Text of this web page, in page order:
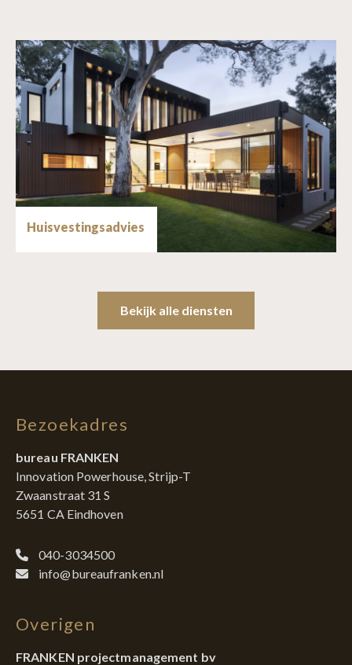
Huisvestingsadvies
Bekijk alle diensten
Bezoekadres
bureau FRANKEN
Innovation Powerhouse, Strijp-T
Zwaanstraat 31 S
5651 CA Eindhoven
040-3034500
info@bureaufranken.nl
Overigen
FRANKEN projectmanagement bv